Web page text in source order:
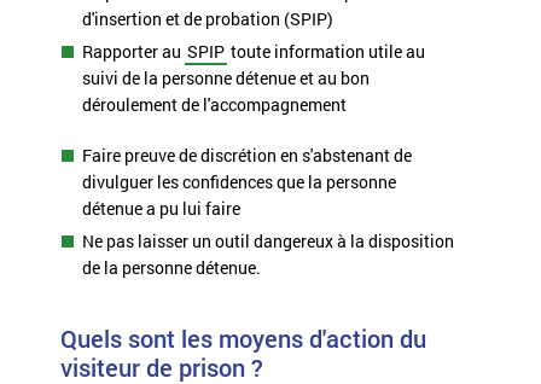
d'insertion et de probation (SPIP)
Rapporter au SPIP toute information utile au
suivi de la personne détenueet au bon
déroulement de l'accompagnement
Faire preuve de discrétion en s'abstenant de
divulguer les confidences que la personne
détenue a pu lui faire
Ne pas laisser un outil dangereux à la disposition
de la personne détenue.
Quels sont les moyens d'action du
visiteur de prison ?